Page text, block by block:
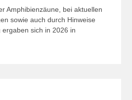
Amphibienzäune, bei aktuellen
sowie auch durch Hinweise
sich in 2026 in